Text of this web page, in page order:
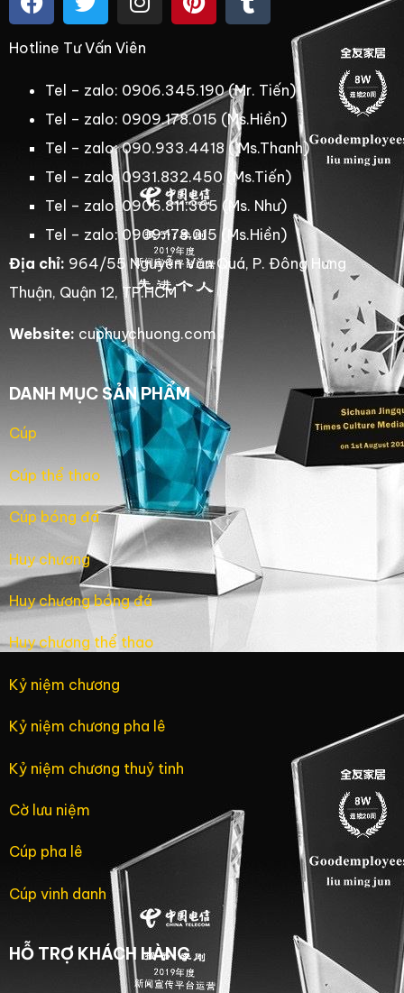
Hotline Tư Vấn Viên
Tel – zalo: 0906.345.190 (Mr. Tiến)
Tel – zalo: 0909.178.015 (Ms.Hiền)
Tel – zalo: 090.933.4418 ( Ms.Thanh)
Tel – zalo: 0931.832.450 (Ms.Tiến)
Tel – zalo: 0906.811.365 (Ms. Như)
Tel – zalo: 0909.178.015 (Ms.Hiền)
Địa chỉ: 964/55 Nguyễn Văn Quá, P. Đông Hưng
Thuận, Quận 12, TP.HCM
Website: cuphuychuong.com
DANH MỤC SẢN PHẨM
Cúp
Cúp thể thao
Cúp bóng đá
Huy chương
Huy chương bóng đá
Huy chương thể thao
Kỷ niệm chương
Kỷ niệm chương pha lê
Kỷ niệm chương thuỷ tinh
Cờ lưu niệm
Cúp pha lê
Cúp vinh danh
HỖ TRỢ KHÁCH HÀNG